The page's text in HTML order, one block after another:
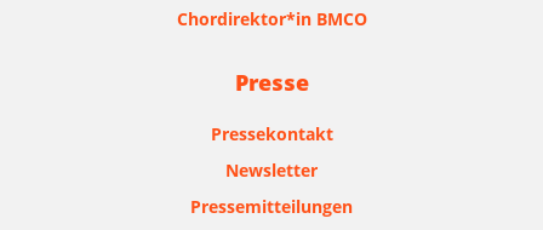
Chordirektor*in BMCO
Presse
Pressekontakt
Newsletter
Pressemitteilungen